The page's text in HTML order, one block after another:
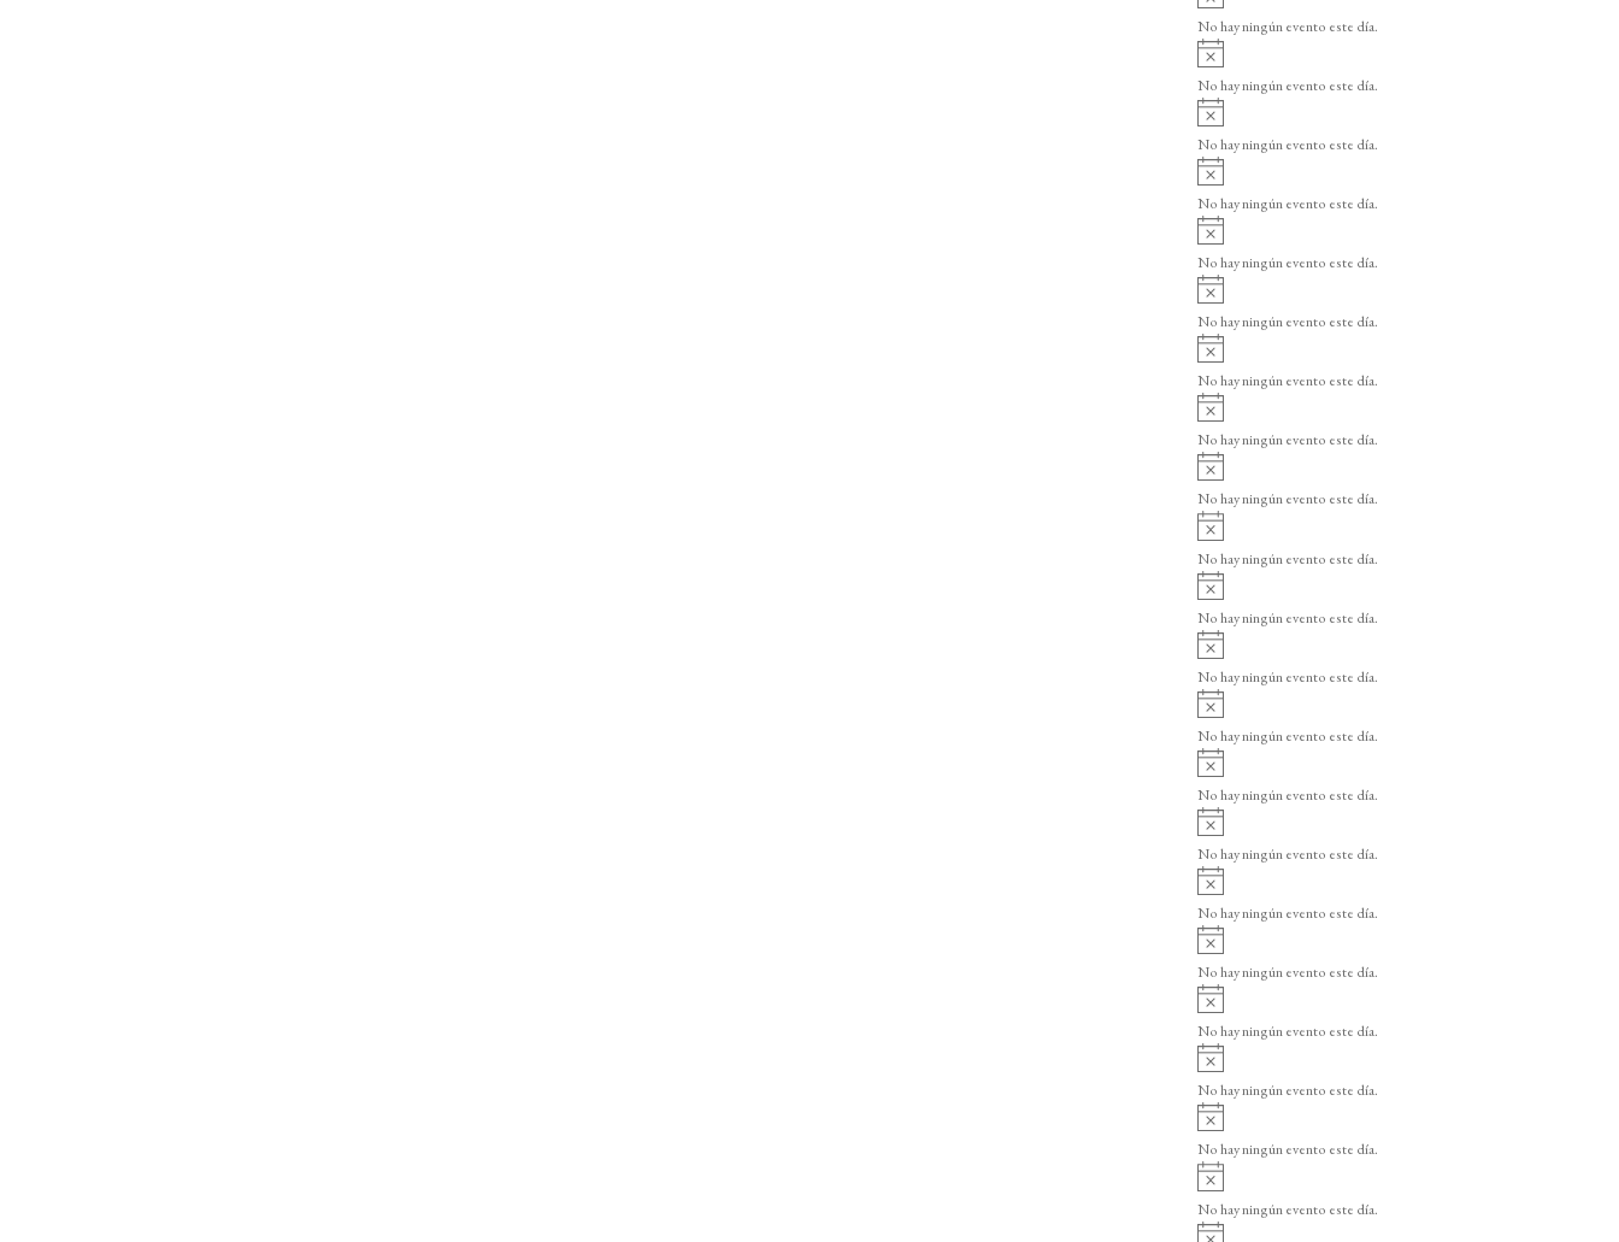
o
v
i
o
No hay ningún evento este día.
v
i
o
No hay ningún evento este día.
v
i
o
No hay ningún evento este día.
v
i
o
No hay ningún evento este día.
v
i
o
No hay ningún evento este día.
v
i
o
No hay ningún evento este día.
v
i
o
No hay ningún evento este día.
v
i
o
No hay ningún evento este día.
v
i
o
No hay ningún evento este día.
A
v
i
o
No hay ningún evento este día.
A
v
i
o
No hay ningún evento este día.
A
v
i
o
No hay ningún evento este día.
v
i
o
No hay ningún evento este día.
v
i
o
No hay ningún evento este día.
v
i
o
No hay ningún evento este día.
v
i
o
No hay ningún evento este día.
v
i
o
No hay ningún evento este día.
v
i
o
No hay ningún evento este día.
v
i
o
No hay ningún evento este día.
v
i
o
No hay ningún evento este día.
A
v
i
No hay ningún evento este día.
A